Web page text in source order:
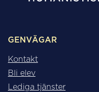
GENVÄGAR
Kontakt
Bli elev
Lediga tjänster